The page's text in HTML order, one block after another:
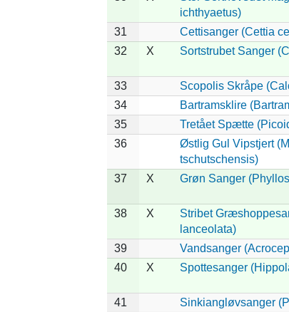
ichthyaetus)
31 Cettisanger (Cettia
32
X Sortstrubet Sanger
33 Scopolis Skråpe
34
Bartramsklire
35
Tretået Spætte
36
Østlig Gul Vipstjert
tschutschensis)
37 X Grøn Sanger
38 X
Stribet
lanceolata)
39 Vandsanger
40
X Spottesanger
41 Sinkiangløvsanger